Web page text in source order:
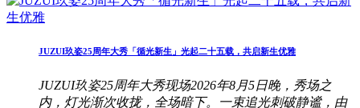
JUZUI玖姿25周年大秀「循光新生」光起二十五载，共启新生优雅
JUZUI玖姿25周年大秀现场2026年8月5日晚，秀场之
内，灯光渐次收拢，全场暗下。一束追光刺破静谧，由